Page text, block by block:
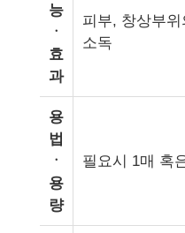
능
ㆍ
효
과
피부, 창상부
소독
용
법
ㆍ
용
량
필요시 1매 혹